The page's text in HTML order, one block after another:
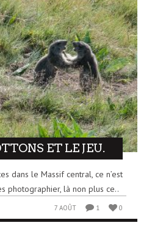
ET LE JEU.
dans le Massif central, ce n’est
photographier, là non plus ce..
7 AOÛT 1 0